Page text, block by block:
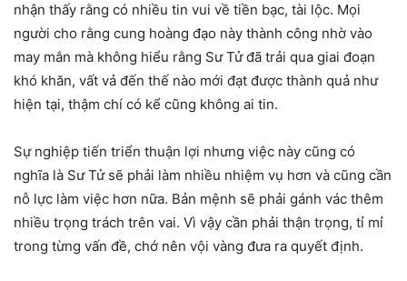
nhận thấy rằng có nhiều tin vui về tiền bạc, tài lộc. Mọi
người cho rằng cung hoàng đạo này thành công nhờ vào
may mắn mà không hiểu rằng Sư Tử đã trải qua giai đoạn
khó khăn, vất vả đến thế nào mới đạt được thành quả như
hiện tại, thậm chí có kể cũng không ai tin.
Sự nghiệp tiến triển thuận lợi nhưng việc này cũng có
nghĩa là Sư Tử sẽ phải làm nhiều nhiệm vụ hơn và cũng cần
nỗ lực làm việc hơn nữa. Bản mệnh sẽ phải gánh vác thêm
nhiều trọng trách trên vai. Vì vậy cần phải thận trọng, tỉ mỉ
trong từng vấn đề, chớ nên vội vàng đưa ra quyết định.